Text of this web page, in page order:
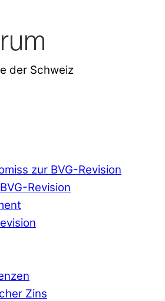
der Schweiz
zur BVG-Revision
Revision
Zins